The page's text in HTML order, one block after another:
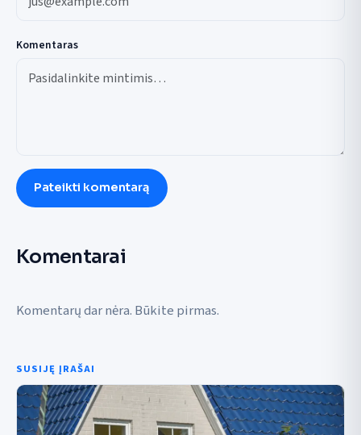
Komentaras
Pateikti komentarą
Komentarai
Komentarų dar nėra. Būkite pirmas.
SUSIJĘ ĮRAŠAI